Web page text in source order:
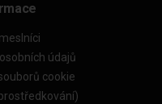
údajů
cookie